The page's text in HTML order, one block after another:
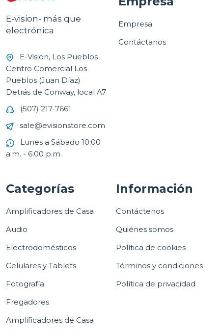
E-vision- más que
electrónica
E-Vision, Los Pueblos
Centro Comercial Los
Pueblos (Juan Díaz)
Detrás de Conway, local A7
(507) 217-7661
sale@evisionstore.com
Lunes a Sábado 10:00
a.m. - 6:00 p.m.
Empresa
Contáctanos
Categorías
Amplificadores de Casa
Audio
Electrodomésticos
Celulares y Tablets
Fotografía
Fregadores
Amplificadores de Casa
Información
Contáctenos
Quiénes somos
Política de cookies
Términos y condiciones
Política de privacidad